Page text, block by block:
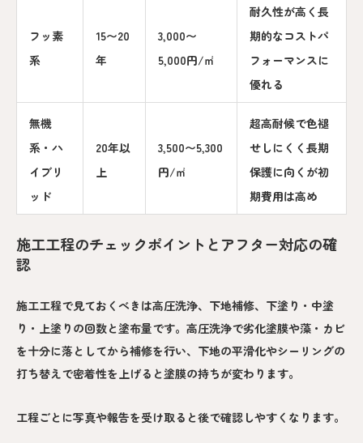
フッ素
系
15〜20
年
3,000〜
5,000円/㎡
耐久性が高く長
期的なコストパ
フォーマンスに
優れる
無機
系・ハ
イブリ
ッド
20年以
上
3,500〜5,300
円/㎡
超高耐候で色褪
せしにくく長期
保護に向くが初
期費用は高め
施工工程のチェックポイントとアフター対応の確
認
施工工程で見ておくべきは高圧洗浄、下地補修、下塗り・中塗
り・上塗りの回数と塗布量です。高圧洗浄で劣化塗膜や藻・カビ
を十分に落としてから補修を行い、下地の平滑化やシーリングの
打ち替えで密着性を上げると塗膜の持ちが変わります。
工程ごとに写真や報告を受け取ると後で確認しやすくなります。